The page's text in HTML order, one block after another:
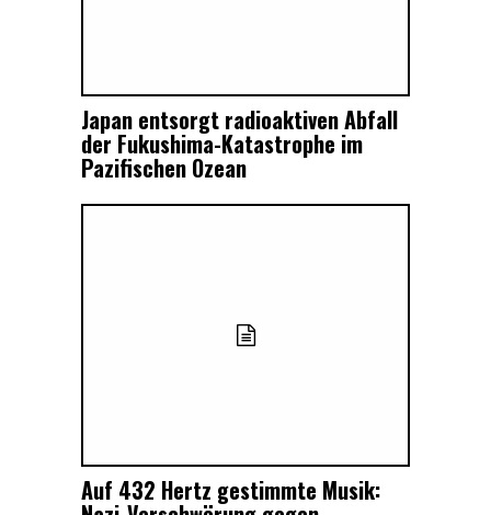
Japan entsorgt radioaktiven Abfall
der Fukushima-Katastrophe im
Pazifischen Ozean
Auf 432 Hertz gestimmte Musik: